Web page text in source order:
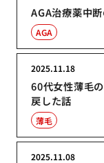
AGA治療薬中
AGA
60代女性薄毛
戻した話
2025.11.18
薄毛
2025.11.08